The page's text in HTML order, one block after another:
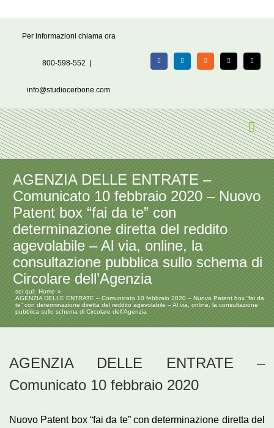
Per informazioni chiama ora
800-598-552
info@studiocerbone.com
FacebookLinkedIn Rss X Email
AGENZIA DELLE ENTRATE –
Comunicato 10 febbraio 2020 – Nuovo
Patent box “fai da te” con
determinazione diretta del reddito
agevolabile – Al via, online, la
consultazione pubblica sullo schema di
Circolare dell’Agenzia
sei qui: Home
AGENZIA DELLE ENTRATE – Comunicato 10 febbraio 2020 – Nuovo Patent box “fai da
te” con determinazione diretta del reddito agevolabile – Al via, online, la consultazione
pubblica sullo schema di Circolare dell’Agenzia
AGENZIA DELLE ENTRATE –
Comunicato 10 febbraio 2020
Nuovo Patent box “fai da te” con determinazione diretta del